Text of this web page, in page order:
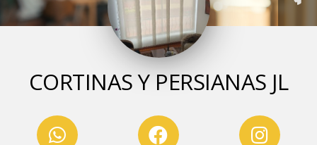
CORTINAS Y PERSIANAS JL